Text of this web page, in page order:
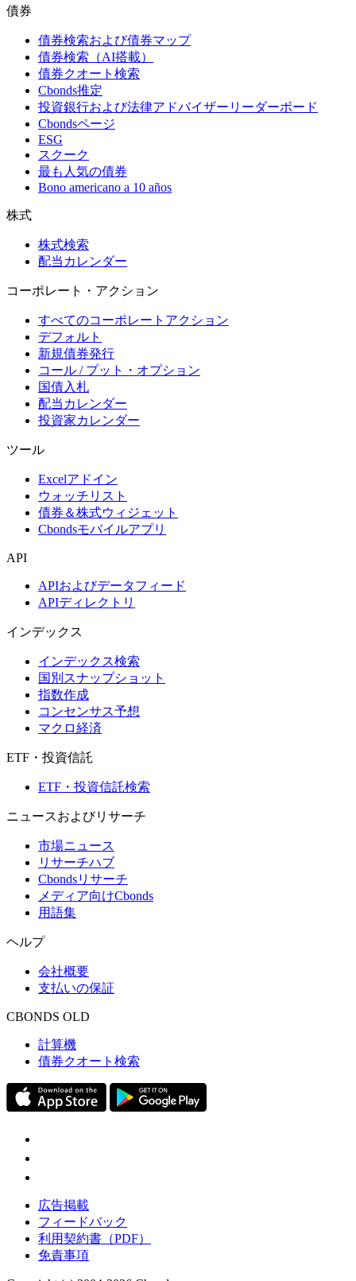
債券
債券検索および債券マップ
債券検索（AI搭載）
債券クオート検索
Cbonds推定
投資銀行および法律アドバイザーリーダーボード
Cbondsページ
ESG
スクーク
最も人気の債券
Bono americano a 10 años
株式
株式検索
配当カレンダー
コーポレート・アクション
すべてのコーポレートアクション
デフォルト
新規債券発行
コール / プット・オプション
国債入札
配当カレンダー
投資家カレンダー
ツール
Excelアドイン
ウォッチリスト
債券＆株式ウィジェット
Cbondsモバイルアプリ
API
APIおよびデータフィード
APIディレクトリ
インデックス
インデックス検索
国別スナップショット
指数作成
コンセンサス予想
マクロ経済
ETF・投資信託
ETF・投資信託検索
ニュースおよびリサーチ
市場ニュース
リサーチハブ
Cbondsリサーチ
メディア向けCbonds
用語集
ヘルプ
会社概要
支払いの保証
CBONDS OLD
計算機
債券クオート検索
広告掲載
フィードバック
利用契約書（PDF）
免責事項